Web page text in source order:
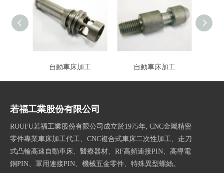
自動車床加工 自動車床加工
若福工業股份有限公司
ROUFU若福工業股份有限公司成立於1975年, CNC金屬精密
零件專業車床加工代工、CNC複合式車床二次性加工、走刀
式凸輪高速自動車床、醫療器材、RF高頻連接PIN、高導電
銅PIN、軍用連接PIN、機械五金零件、特殊異型螺絲。